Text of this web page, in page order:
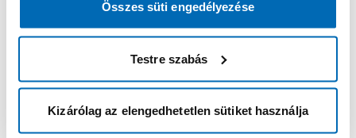
Összes süti engedélyezése
Testre szabás
Kizárólag az elengedhetetlen sütiket használja